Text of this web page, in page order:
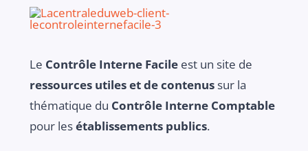
Le Contrôle Interne Facileest un site de
ressources utiles et de contenussur la
thématique du Contrôle Interne Comptable
pour lesétablissements publics.